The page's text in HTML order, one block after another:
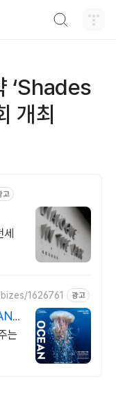
‘Shades
개최
고
1626761 광고
는